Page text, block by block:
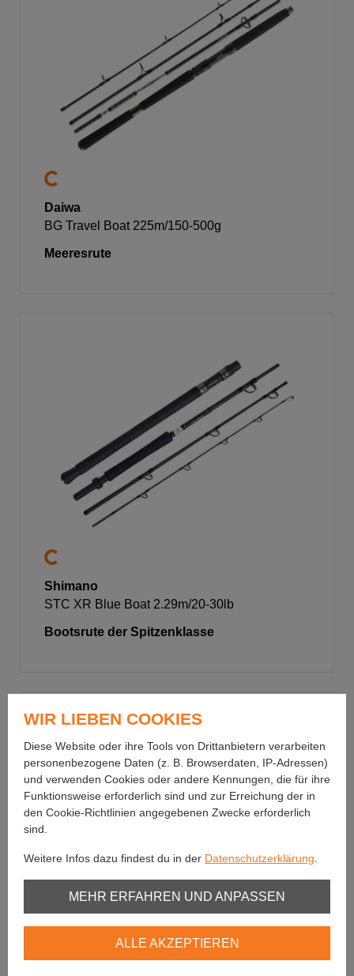
Daiwa
BG Travel Boat 225m/150-500g
Meeresrute
Shimano
STC XR Blue Boat 2.29m/20-30lb
Bootsrute der Spitzenklasse
Shimano
WIR LIEBEN COOKIES
Diese Website oder ihre Tools von Drittanbietern verarbeiten
personenbezogene Daten (z. B. Browserdaten, IP-Adressen)
und verwenden Cookies oder andere Kennungen, die für ihre
Funktionsweise erforderlich sind und zur Erreichung der in
den Cookie-Richtlinien angegebenen Zwecke erforderlich
sind.
Weitere Infos dazu findest du in der Datenschutzerklärung
Unbedingt erforderlich
MEHR ERFAHREN UND ANPASSEN
ALLE AKZEPTIEREN